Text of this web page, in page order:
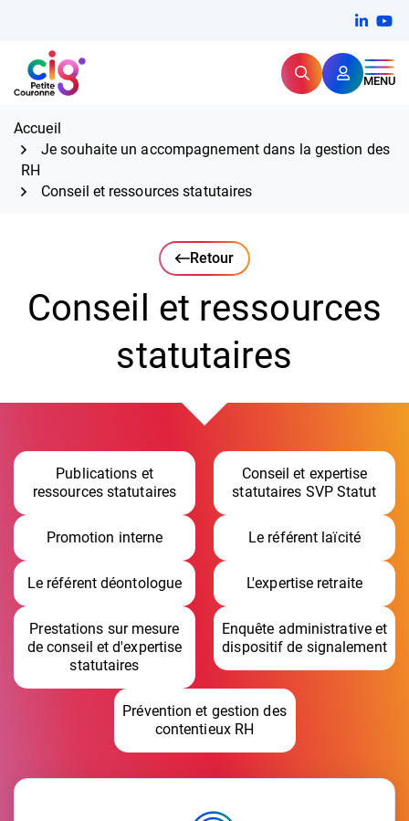
contenu
CIG Petite Couronne RechercherMENU
Expertise et proximité pour
Accueil
Je souhaite un accompagnement dans la gestion des
RH
Conseil et ressources statutaires
Retour
Conseil et ressources
statutaires
Publications et
ressources statutaires
Conseil et expertise
statutaires SVP Statut
Promotion interne Le référent laïcité
Le référent déontologue L'expertise retraite
Prestations sur mesure
de conseil et d'expertise
statutaires
Enquête administrative et
dispositif de signalement
Prévention et gestion des
contentieux RH